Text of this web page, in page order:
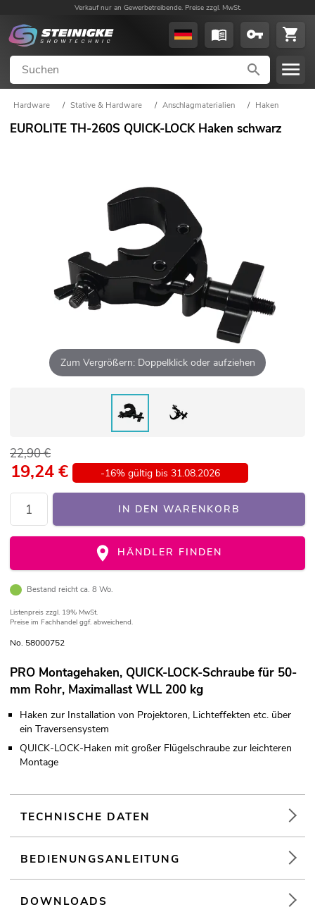
Verkauf nur an Gewerbetreibende. Preise zzgl. MwSt.
Hardware / Stative & Hardware / Anschlagmaterialien / Haken
EUROLITE TH-260S QUICK-LOCK Haken schwarz
Zum Vergrößern: Doppelklick oder aufziehen
22,90 €
19,24€ -16% gültig bis 31.08.2026
IN DEN WARENKORB
HÄNDLER FINDEN
Bestand reicht ca. 8 Wo.
Listenpreis zzgl. 19% MwSt.
Preise im Fachhandel ggf. abweichend.
No. 58000752
PRO Montagehaken, QUICK-LOCK-Schraube für 50-
mm Rohr, Maximallast WLL 200 kg
Haken zur Installation von Projektoren, Lichteffekten etc. über
ein Traversensystem
QUICK-LOCK-Haken mit großer Flügelschraube zur leichteren
Montage
TECHNISCHE DATEN
BEDIENUNGSANLEITUNG
DOWNLOADS